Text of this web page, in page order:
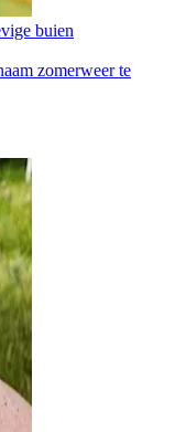
buien
zomerweer te